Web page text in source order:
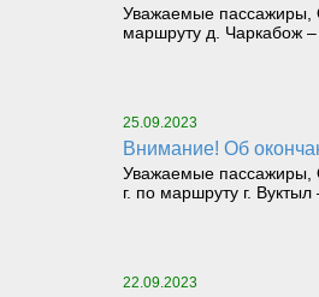
Уважаемые пассажиры,
маршруту д. Чаркабож
25.09.2023
Внимание! Об
Уважаемые пассажиры,
г. по маршруту г. Вуктыл
22.09.2023